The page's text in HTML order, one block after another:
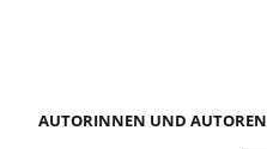
AUTORINNEN UND AUTOREN